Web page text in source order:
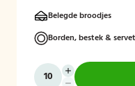
Belegde broodjes
Borden, bestek &